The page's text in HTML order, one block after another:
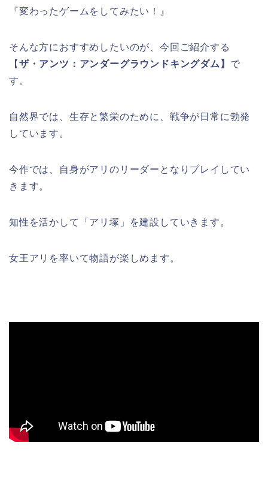
『変わったゲームをしてみたい！』
そんな方におすすめしたいのが、今回ご紹介する
【 ザ・アンツ：アンダーグラウンドキングダム】 で
す。
自然界では、生存と繁栄のために、戦争が日常に勃発
しています。
今作では、自身がアリのリーダーとなりプレイしてい
きます。
知性を活かして「アリ塚」を建設していきます。
女王アリを率いて物語が楽しめます。